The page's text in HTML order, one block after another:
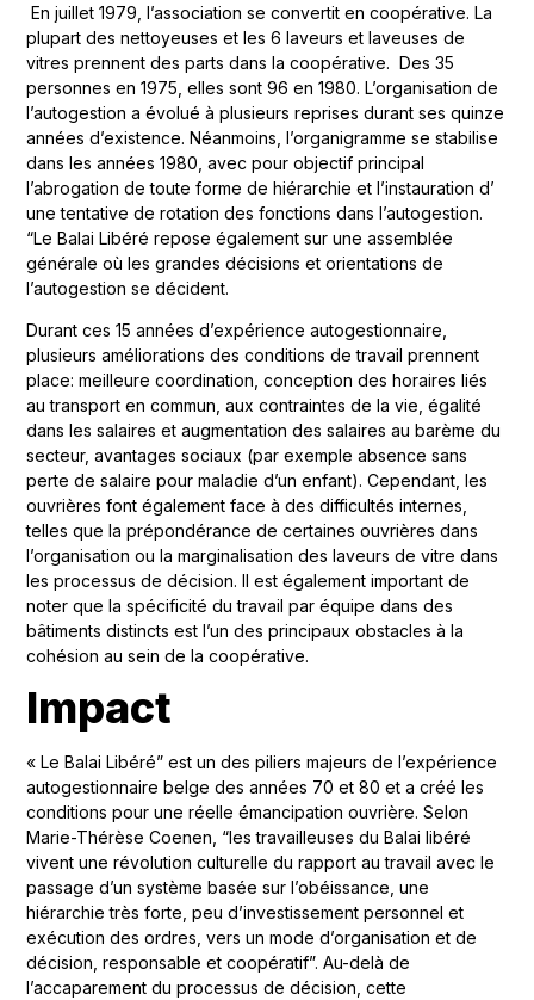
En juillet 1979, l’association se convertit en coopérative. La
plupart des nettoyeuses et les 6 laveurs et laveuses de
vitres prennent des parts dans la coopérative. Des 35
personnes en 1975, elles sont 96 en 1980. L’organisation de
l’autogestion a évolué à plusieurs reprises durant ses quinze
années d’existence. Néanmoins, l’organigramme se stabilise
dans les années 1980, avec pour objectif principal
l’abrogation de toute forme de hiérarchie et l’instauration d’
une tentative de rotation des fonctions dans l’autogestion.
“Le Balai Libéré repose également sur une assemblée
générale où les grandes décisions et orientations de
l’autogestion se décident.
Durant ces 15 années d’expérience autogestionnaire,
plusieurs améliorations des conditions de travail prennent
place: meilleure coordination, conception des horaires liés
au transport en commun, aux contraintes de la vie, égalité
dans les salaires et augmentation des salaires au barème du
secteur, avantages sociaux (par exemple absence sans
perte de salaire pour maladie d’un enfant). Cependant, les
ouvrières font également face à des difficultés internes,
telles que la prépondérance de certaines ouvrières dans
l’organisation ou la marginalisation des laveurs de vitre dans
les processus de décision. Il est également important de
noter que la spécificité du travail par équipe dans des
bâtiments distincts est l’un des principaux obstacles à la
cohésion au sein de la coopérative.
Impact
« Le Balai Libéré” est un des piliers majeurs de l’expérience
autogestionnaire belge des années 70 et 80 et a créé les
conditions pour une réelle émancipation ouvrière. Selon
Marie-Thérèse Coenen, “les travailleuses du Balai libéré
vivent une révolution culturelle du rapport au travail avec le
passage d’un système basée sur l’obéissance, une
hiérarchie très forte, peu d’investissement personnel et
exécution des ordres, vers un mode d’organisation et de
décision, responsable et coopératif”. Au-delà de
l’accaparement du processus de décision, cette